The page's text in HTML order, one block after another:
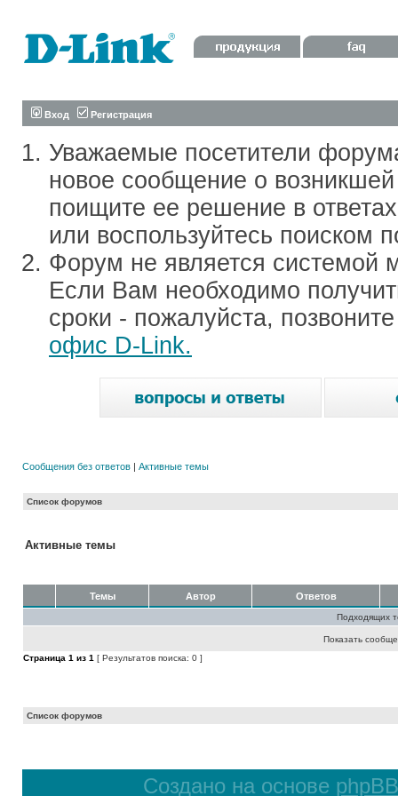
Вход Регистрация
Уважаемые посетители
новое сообщение о
поищите ее решение в
или воспользуйтесь поиском
Форум не является системой
Если Вам необходимо
сроки - пожалуйста,
офис D-Link.
Сообщения без ответов | Активные темы
Список форумов
Активные темы
Темы Автор Ответов
Подходящих
Показать
Страница 1 из 1 [ Результатов поиска: 0 ]
Список форумов
Создано на основе phpBB